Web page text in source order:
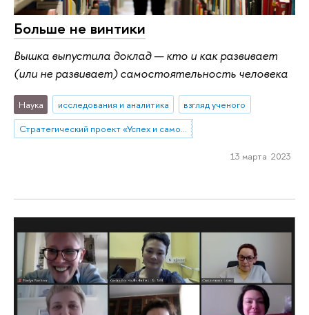
Больше не винтики
Вышка выпустила доклад — кто и как развивает
(или не развивает) самостоятельность человека
Наука исследования и аналитика
взгляд ученого
Стратегический проект «Успех и самостоятельность человека в меняющемся мире»
13 марта 2023